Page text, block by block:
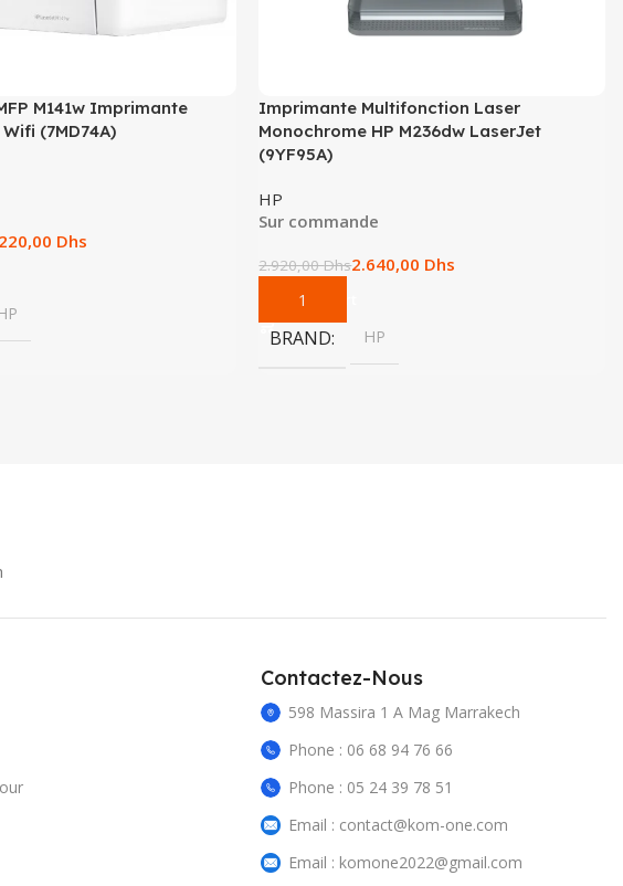
M141w Imprimante
(7MD74A)
Dhs
Imprimante Multifonction Laser
Monochrome HP M236dw LaserJet
(9YF95A)
HP
Sur commande
2.920,00Dhs2.640,00 Dhs
Add To Cart
BRAND HP
Contactez-Nous
598 Massira 1 A Mag Marrakech
Phone : 06 68 94 76 66
Phone : 05 24 39 78 51
Email : contact@kom-one.com
Email : komone2022@gmail.com